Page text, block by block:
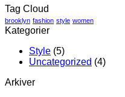
Tag Cloud
brooklyn fashion style women
Kategorier
Style (5)
Uncategorized (4)
Arkiver